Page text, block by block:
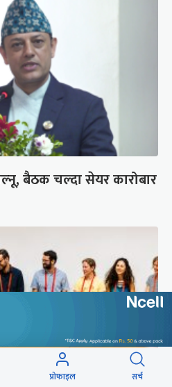
बैठक चल्दा सेयर कारोबार
प्रोफाइल सर्च